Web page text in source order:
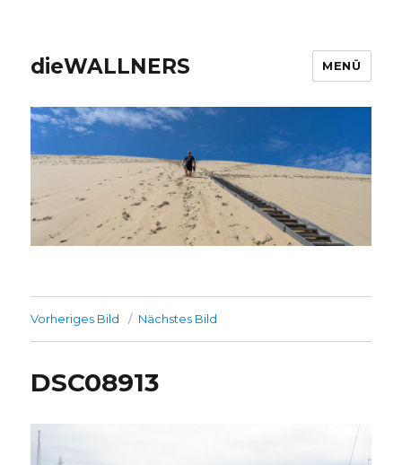
dieWALLNERS MENÜ
Vorheriges Bild Nächstes Bild
DSC08913